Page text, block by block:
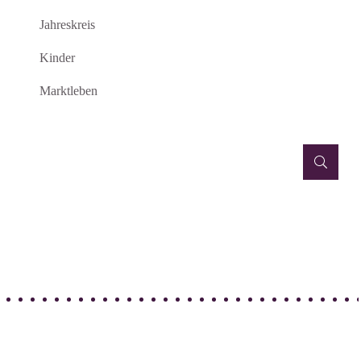
Jahreskreis
Kinder
Marktleben